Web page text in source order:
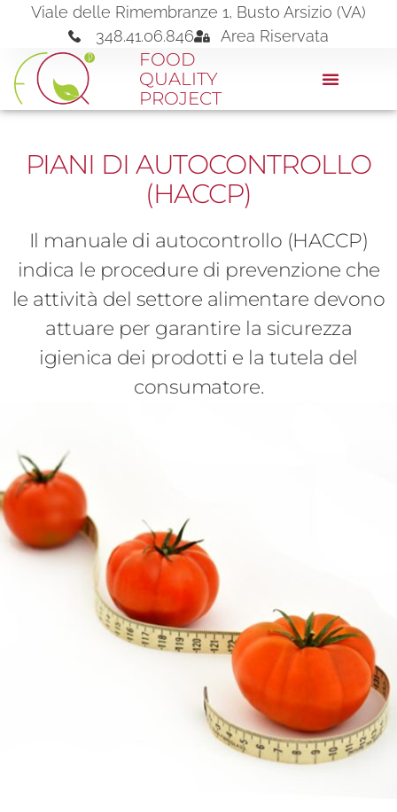
Viale delle Rimembranze 1, Busto Arsizio (VA)
348.41.06.846
Area Riservata
FOOD
QUALITY
PROJECT
PIANI DI AUTOCONTROLLO
(HACCP)
Il manuale di autocontrollo (HACCP)
indica le procedure di prevenzione che
le attività del settore alimentare devono
attuare per garantire la sicurezza
igienica dei prodotti e la tutela del
consumatore.